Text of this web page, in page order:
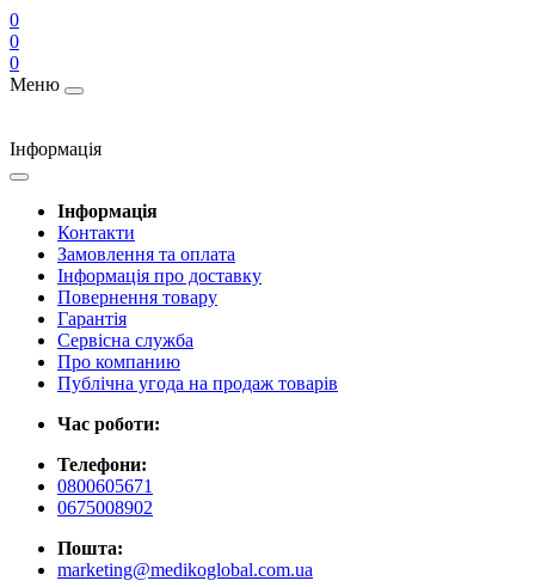
0
0
0
Меню
Інформація
Інформація
Контакти
Замовлення та оплата
Інформація про доставку
Повернення товару
Гарантія
Сервісна служба
Про компанию
Публічна угода на продаж товарів
Час роботи:
Телефони:
0800605671
0675008902
Пошта:
marketing@medikoglobal.com.ua